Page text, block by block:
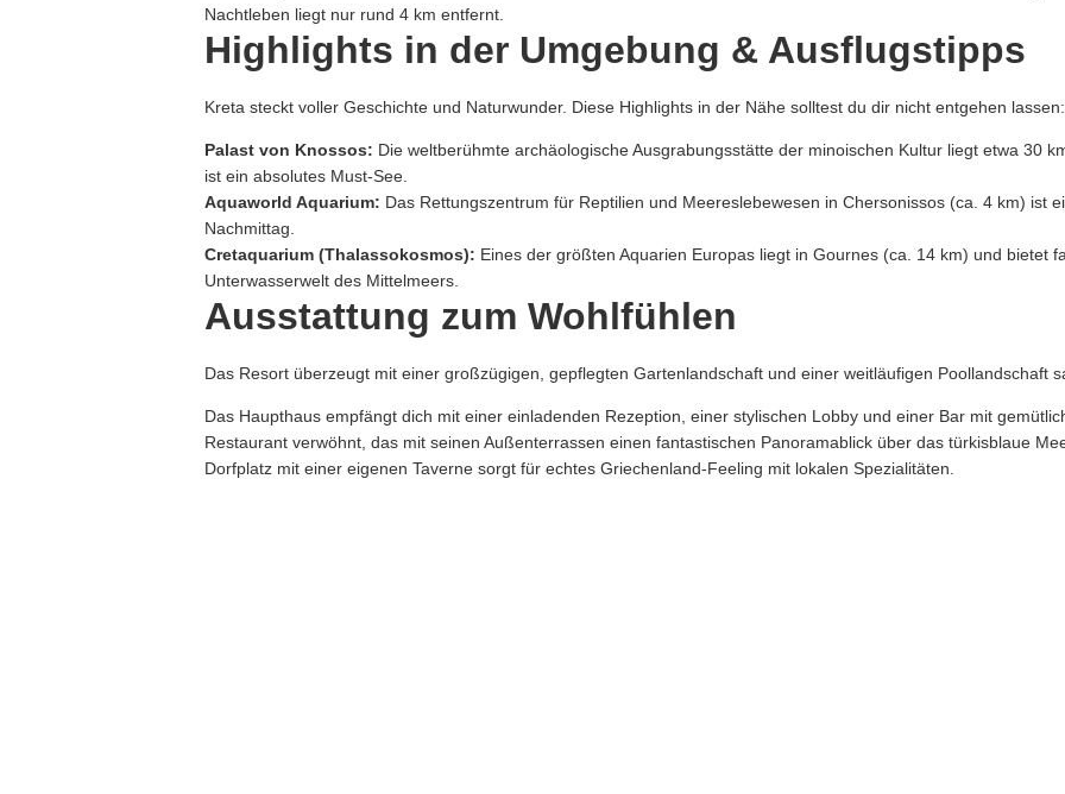
Nachtleben liegt nur rund 4 km entfernt.
Highlights in der Umgebung & Ausflugstipps
Kreta steckt voller Geschichte und Naturwunder. Diese Highlights in der Nähe solltest du dir nicht entgehen lassen:
Palast von Knossos: Die weltberühmte archäologische Ausgrabungsstätte der minoischen Kultur liegt etwa 30
ist ein absolutes Must-See.
Aquaworld Aquarium: Das Rettungszentrum für Reptilien und Meereslebewesen in Chersonissos (ca. 4 km) ist
Nachmittag.
Cretaquarium (Thalassokosmos): Eines der größten Aquarien Europas liegt in Gournes (ca. 14 km) und bietet
Unterwasserwelt des Mittelmeers.
Ausstattung zum Wohlfühlen
Das Resort überzeugt mit einer großzügigen, gepflegten Gartenlandschaft und einer weitläufigen Poollandschaft
Das Haupthaus empfängt dich mit einer einladenden Rezeption, einer stylischen Lobby und einer Bar mit
Restaurant verwöhnt, das mit seinen Außenterrassen einen fantastischen Panoramablick über das türkisblaue
Dorfplatz mit einer eigenen Taverne sorgt für echtes Griechenland-Feeling mit lokalen Spezialitäten.